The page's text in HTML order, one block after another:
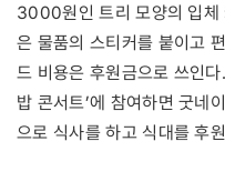
3000원인 트리 모양의 입체
은 물품의 스티커를 붙이고
드 비용은 후원금으로 쓰인
밥 콘서트’에 참여하면 굿네
으로 식사를 하고 식대를 후